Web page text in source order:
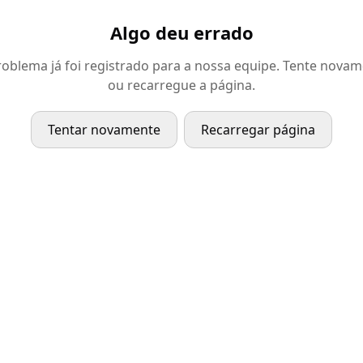
Algo deu errado
já foi registrado para a nossa equipe. Tente
ou recarregue a página.
Tentar novamente Recarregar página